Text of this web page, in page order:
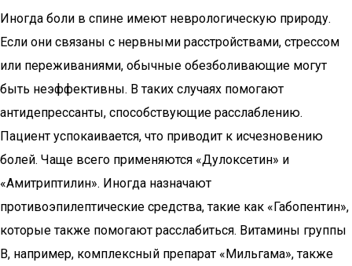
Иногда боли в спине имеют неврологическую природу.
Если они связаны с нервными расстройствами, стрессом
или переживаниями, обычные обезболивающие могут
быть неэффективны. В таких случаях помогают
антидепрессанты, способствующие расслаблению.
Пациент успокаивается, что приводит к исчезновению
болей. Чаще всего применяются «Дулоксетин» и
«Амитриптилин». Иногда назначают
противоэпилептические средства, такие как «Габопентин»,
которые также помогают расслабиться. Витамины группы
В, например, комплексный препарат «Мильгама», также